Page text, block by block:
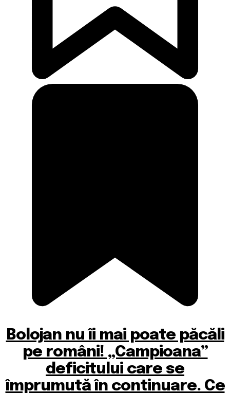
Bolojan nu îi mai poate păcăli
pe români! „Campioana”
deficitului care se
împrumută în continuare. Ce